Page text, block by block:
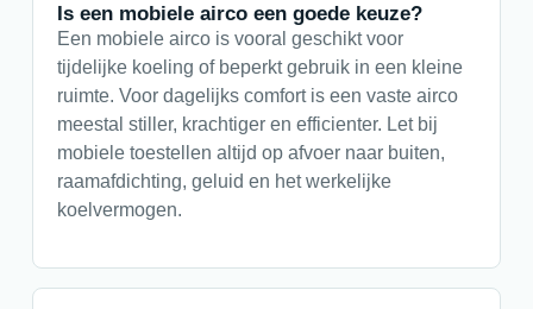
Is een mobiele airco een goede keuze?
Een mobiele airco is vooral geschikt voor
tijdelijke koeling of beperkt gebruik in een kleine
ruimte. Voor dagelijks comfort is een vaste airco
meestal stiller, krachtiger en efficienter. Let bij
mobiele toestellen altijd op afvoer naar buiten,
raamafdichting, geluid en het werkelijke
koelvermogen.